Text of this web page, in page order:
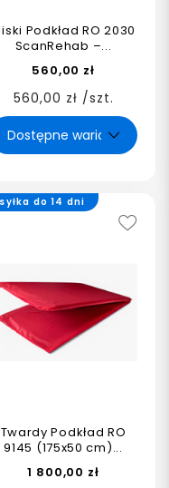
Podkład RO 2030
ScanRehab –...
560,00 zł
560,00 zł /szt.
Twardy Podkład RO
9145 (175x50 cm)...
1 800,00 zł
do 14 dni